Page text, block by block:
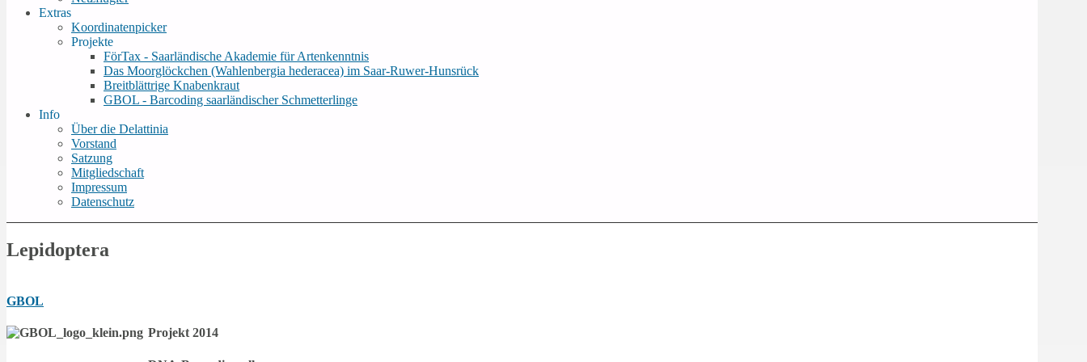
Extras
Koordinatenpicker
Projekte
FörTax - Saarländische Akademie für Artenkenntnis
Das Moorglöckchen (Wahlenbergia hederacea) im Saar-Ruwer-Hunsrück
Breitblättrige Knabenkraut
GBOL - Barcoding saarländischer Schmetterlinge
Info
Über die Delattinia
Vorstand
Satzung
Mitgliedschaft
Impressum
Datenschutz
Lepidoptera
GBOL
Projekt 2014